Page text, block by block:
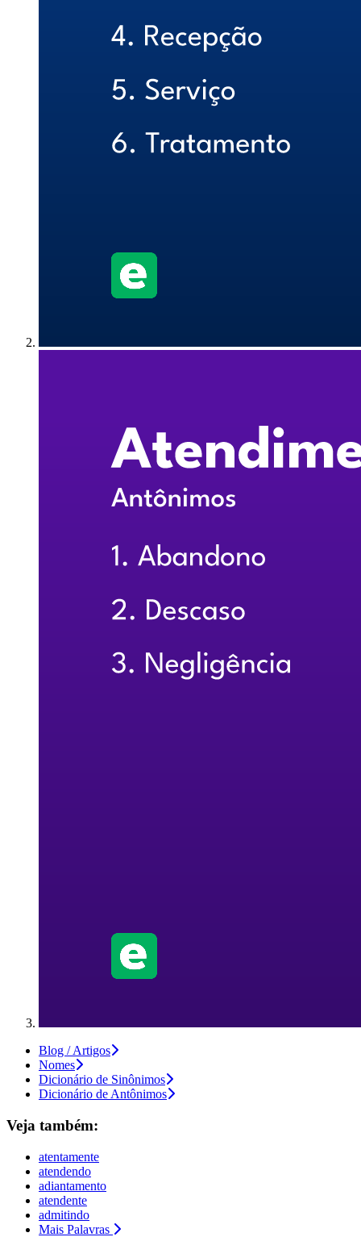
Blog / Artigos
Nomes
Dicionário de Sinônimos
Dicionário de Antônimos
Veja também:
atentamente
atendendo
adiantamento
atendente
admitindo
Mais Palavras